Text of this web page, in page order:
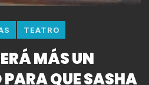
TEATRO
MÁS UN
QUE SASHA